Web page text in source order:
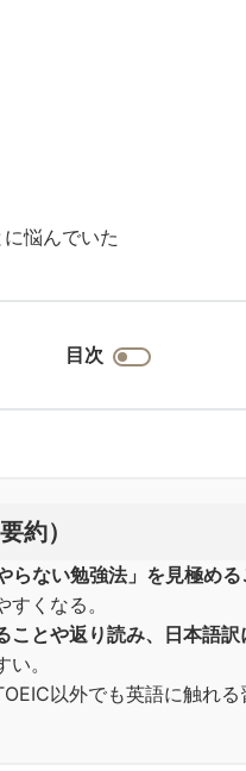
悩んでいた
目次
約）
らない勉強法」を見極める
くなる。
ことや返り読み、日本語訳
。
以外でも英語に触れる